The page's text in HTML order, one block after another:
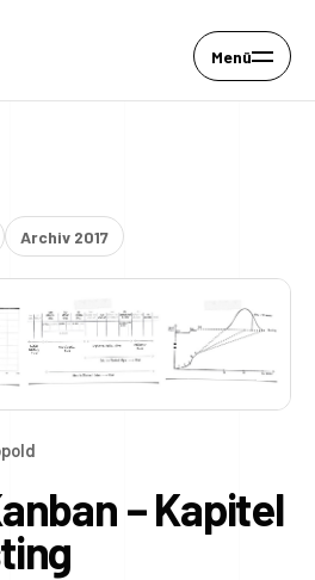
Menü
Archiv 2017
– Kapitel